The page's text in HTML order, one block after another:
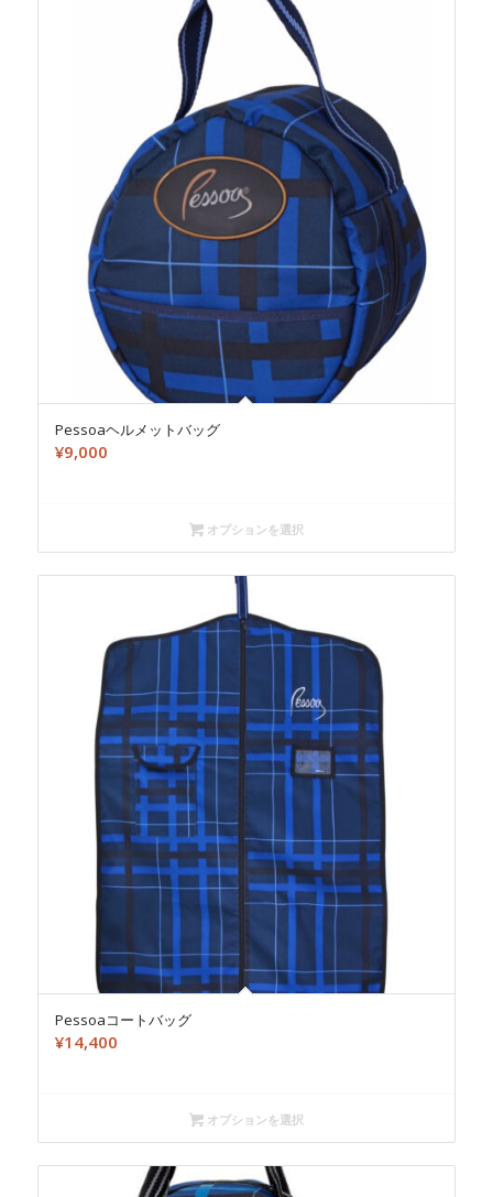
Pessoaヘルメットバッグ
¥9,000
オプションを選択
Pessoaコートバッグ
¥14,400
オプションを選択